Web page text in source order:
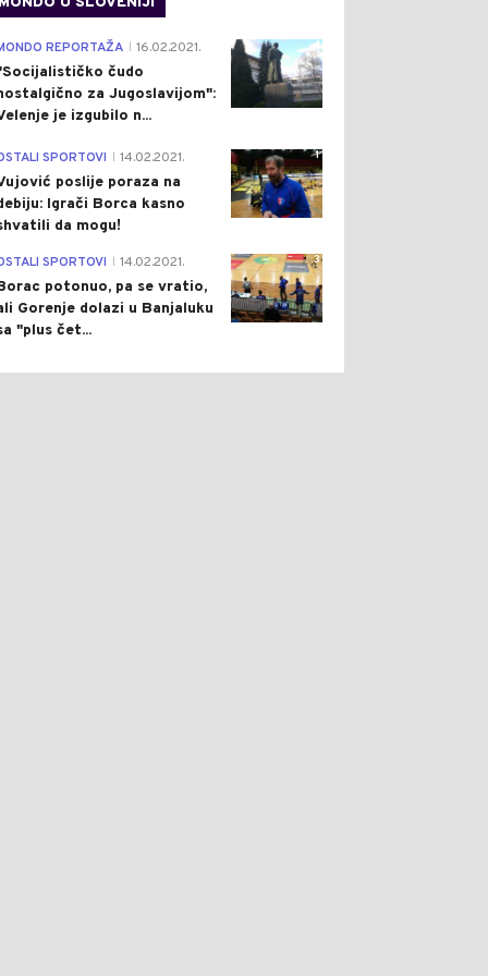
4
REPORTAŽA 16.02.2021.
čudo
za Jugoslavijom":
je izgubilo n...
1
SPORTOVI 14.02.2021.
poslije poraza na
Igrači Borca kasno
da mogu!
3
SPORTOVI 14.02.2021.
potonuo, pa se vratio,
Gorenje dolazi u Banjaluku
"plus čet...